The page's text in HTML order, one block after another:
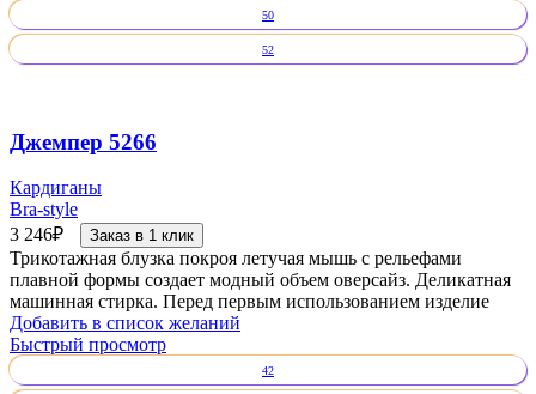
50
52
Джемпер 5266
Кардиганы
Bra-style
3 246₽ Заказ в 1 клик
Трикотажная блузка покроя летучая мышь с рельефами
плавной формы создает модный объем оверсайз. Деликатная
машинная стирка. Перед первым использованием изделие
Добавить в список желаний
Быстрый просмотр
42